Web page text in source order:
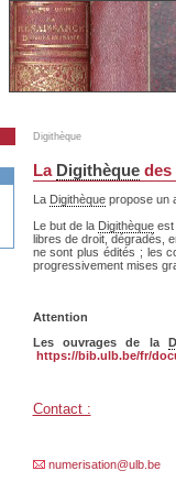
Digithèque
La Digithèquedes
La Digithèquepropose un
Le but de la Digithèqueest
libres de droit, dégradés,
ne sont plus édités ; les
progressivement mises
Attention
Les ouvrages de la
https://bib.ulb.be/fr/
Contact :
numerisation@ulb.be